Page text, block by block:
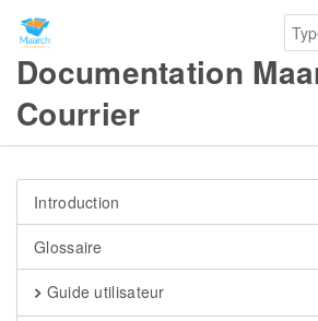
Documentation
Courrier
Introduction
Glossaire
Guide utilisateur